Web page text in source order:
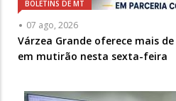
BOLETINS DE MT
07 ago, 2026
Várzea Grande oferece mais
em mutirão nesta sexta-feira